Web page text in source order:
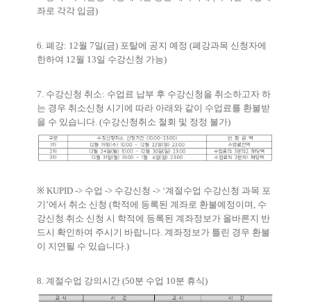
좌로 각각 입금)
6. 폐강: 12월 7일(금) 포탈에 공지 예정 (폐강과목 신청자에
한하여 12월 13일 수강신청 가능)
7. 수강신청 취소: 수업료 납부 후 수강신청을 취소하고자 하
는 경우 취소신청 시기에 따라 아래와 같이 수업료를 환불받
을 수 있습니다 . (수강신청취소 철회 및 정정 불가)
※ KUPID -> 수업 -> 수강신청 -> ‘계절수업 수강신청 과목 포
기 ’에서 취소 신청 (학적에 등록된 계좌로 환불예정이며 수
강신청 취소 신청 시 학적에 등록된 계좌정보가 올바른지 반
드시 확인하여 주시기 바랍니다 계좌정보가 틀린 경우 환불
이 지연될 수 있습니다 .)
8. 계절수업 강의시간 (50분 수업 10분 휴식)